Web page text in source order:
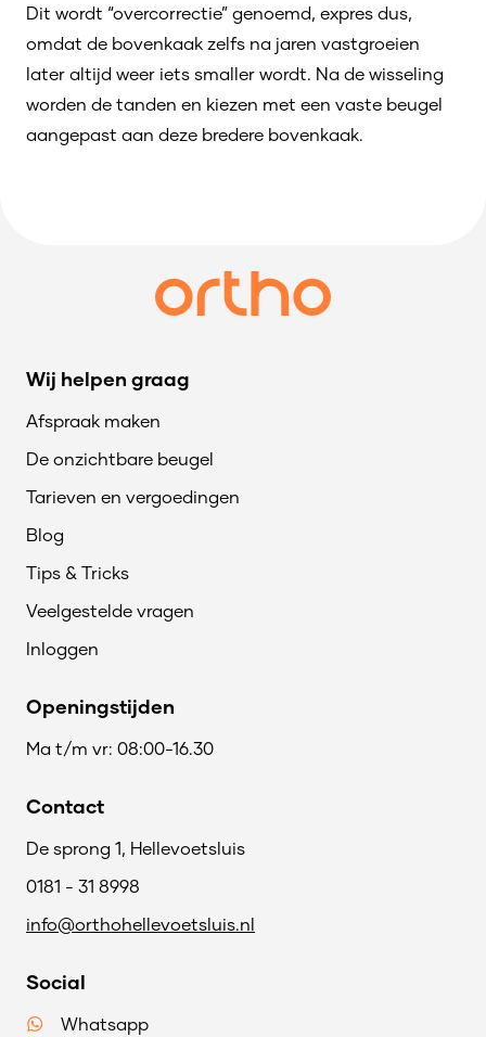
Dit wordt “overcorrectie” genoemd, expres dus,
omdat de bovenkaak zelfs na jaren vastgroeien
later altijd weer iets smaller wordt. Na de wisseling
worden de tanden en kiezen met een vaste beugel
aangepast aan deze bredere bovenkaak.
Wij helpen graag
Afspraak maken
De onzichtbare beugel
Tarieven en vergoedingen
Blog
Tips & Tricks
Veelgestelde vragen
Inloggen
Openingstijden
Ma t/m vr: 08:00-16.30
Contact
De sprong 1, Hellevoetsluis
0181 - 31 8998
info@orthohellevoetsluis.nl
Social
Whatsapp